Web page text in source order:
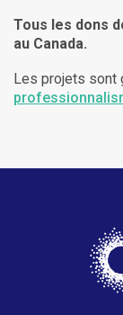
Tous les dons
au Canada.
Les projets sont